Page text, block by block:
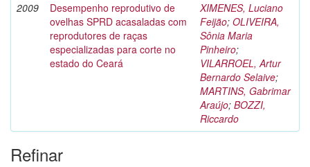
2009
Desempenho reprodutivo de
ovelhas SPRD acasaladas com
reprodutores de raças
especializadas para corte no
estado do Ceará
XIMENES, Luciano
Feijão; OLIVEIRA,
Sônia Maria
Pinheiro;
VILARROEL, Artur
Bernardo Selaive;
MARTINS, Gabrimar
Araújo; BOZZI,
Riccardo
Refinar